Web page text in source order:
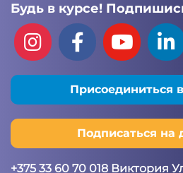
Будь в курсе!
Присоединиться
Подписаться на
+375 33 60 70 018 Виктория